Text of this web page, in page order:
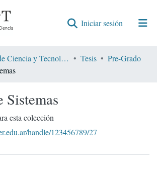
Iniciar sesión (current)
Facultad de Ciencia y Tecnología Tesis
Pre-Grado
Sistemas
esta colección
handle/123456789/27